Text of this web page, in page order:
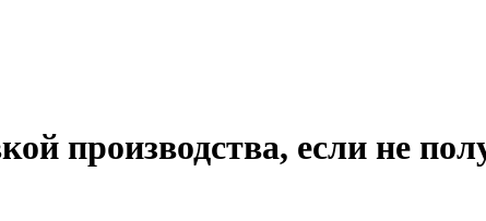
производства, если не